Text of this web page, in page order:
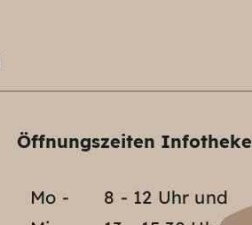
Öffnungszeiten Infotheke
Mo -
8 - 12 Uhr und